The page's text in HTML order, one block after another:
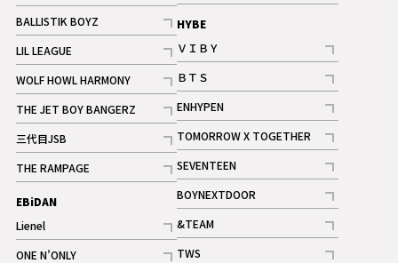
記事
BALLISTIK BOYZ
記事
LIL LEAGUE
記事
WOLF HOWL HARMONY
記事
THE JET BOY BANGERZ
記事
三代目JSB
記事
THE RAMPAGE
記事
ギャラリー
EBiDAN
Lienel
記事
ONE N’ONLY
記事
HYBE
ＶＩＢＹ
記事
ＢＴＳ
記事
ENHYPEN
記事
TOMORROW X TOGETHER
記事
ギャラリー
SEVENTEEN
記事
BOYNEXTDOOR
記事
&TEAM
記事
TWS